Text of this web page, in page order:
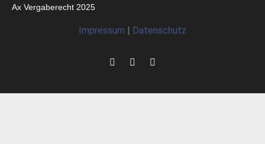
Ax Vergaberecht 2025
Impressum Datenschutz